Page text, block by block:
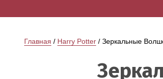
Главная / Harry Potter / Зеркальные